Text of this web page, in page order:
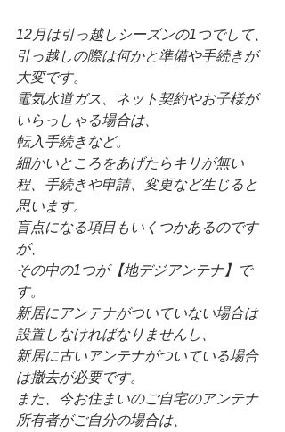
12月は引っ越しシーズンの1つでして、
引っ越しの際は何かと準備や手続きが
大変です。
電気水道ガス、ネット契約やお子様が
いらっしゃる場合は、
転入手続きなど。
細かいところをあげたらキリが無い
程、手続きや申請、変更など生じると
思います。
盲点になる項目もいくつかあるのです
が、
その中の1つが【地デジアンテナ】で
す。
新居にアンテナがついていない場合は
設置しなければなりませんし、
新居に古いアンテナがついている場合
は撤去が必要です。
また、今お住まいのご自宅のアンテナ
所有者がご自分の場合は、